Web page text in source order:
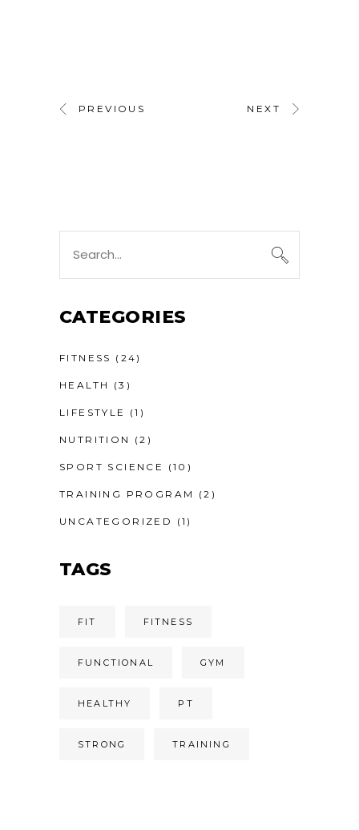
PREVIOUS NEXT
for:
CATEGORIES
FITNESS (24)
HEALTH (3)
LIFESTYLE (1)
NUTRITION (2)
SPORT SCIENCE (10)
TRAINING PROGRAM (2)
UNCATEGORIZED (1)
TAGS
FIT FITNESS
FUNCTIONAL GYM
HEALTHY PT
STRONG TRAINING